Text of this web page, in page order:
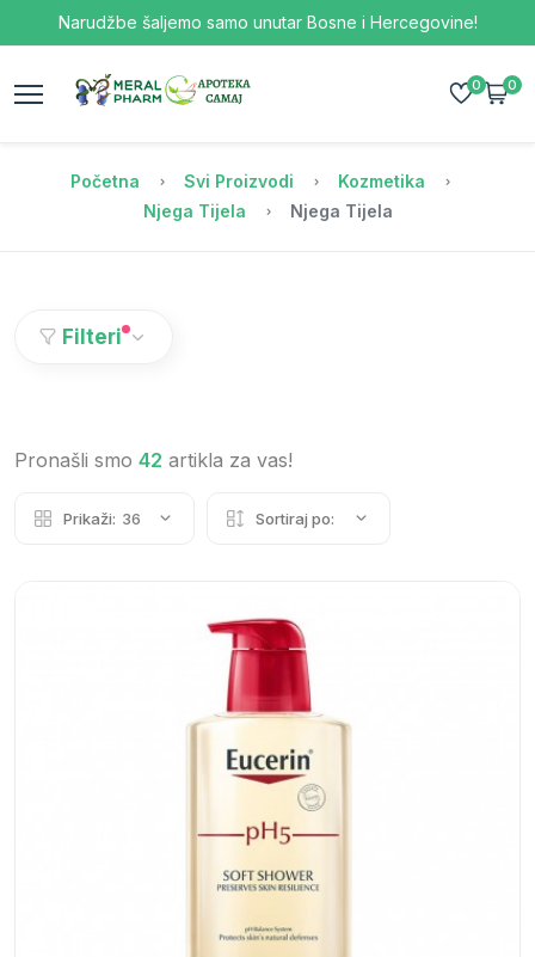
Narudžbe šaljemo samo unutar Bosne i Hercegovine!
0 0
Početna Svi Proizvodi
Kozmetika
Njega Tijela
Njega Tijela
Filteri
Pronašli smo 42 artikla za vas!
Prikaži: 36 Sortiraj po: